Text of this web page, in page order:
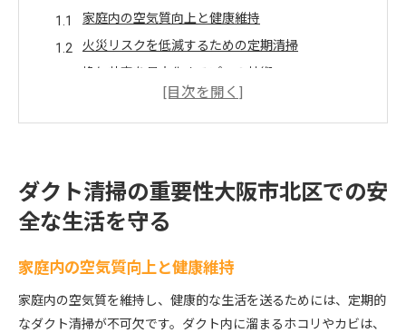
家庭内の空気質向上と健康維持
火災リスクを低減するための定期清掃
換気効率を最大化するプロの技術
専門家によるダクト点検の必要性
清掃不備がもたらすリスクの考察
大阪市北区でのダクトトラブル専門家による未然防止
トラブルの原因を早期発見する方法
未然に防ぐためのメンテナンス計画
ダクト清掃の重要性大阪市北区での安
全な生活を守る
家庭内の空気質向上と健康維持
家庭内の空気質を維持し、健康的な生活を送るためには、定期的
なダクト清掃が不可欠です。ダクト内に溜まるホコリやカビは、